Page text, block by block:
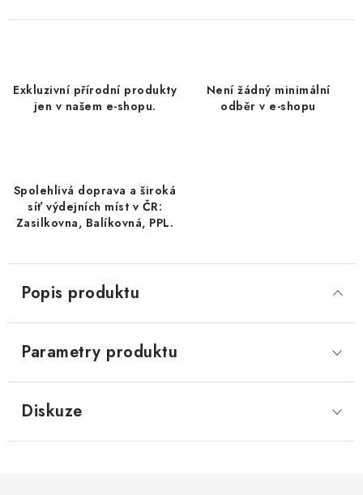
LYOFILIZOVANÉ OVOCE
KOŘENÍ / TEKUTÁ OCHUCOVADLA/OMÁČKY
SUŠENÉ OVOCE / MERUŇKY SÍŘENÉ / MERUŇKY
LYOFILIZOVANÉ OVOCE / MANGO
LYOFILIZOVANÉ OVOCE / JAHODY
Exkluzivní přírodní produkty
jen v našem e-shopu.
Není žádný minimální
odběr v e-shopu
Spolehlivá doprava a široká
síť výdejních míst v ČR:
Zasilkovna, Balíkovná, PPL.
Popis produktu
Parametry produktu
Diskuze